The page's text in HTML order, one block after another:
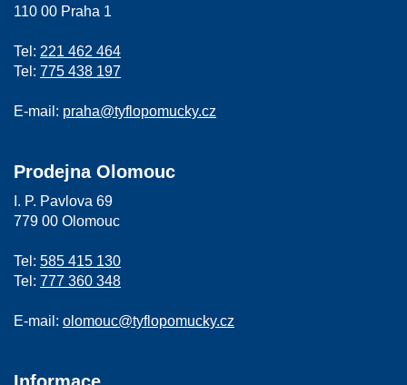
110 00 Praha 1
Tel: 221 462 464
Tel: 775 438 197
E-mail: praha@tyflopomucky.cz
Prodejna Olomouc
I. P. Pavlova 69
779 00 Olomouc
Tel: 585 415 130
Tel: 777 360 348
E-mail: olomouc@tyflopomucky.cz
Informace